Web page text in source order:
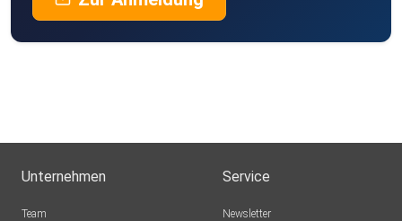
Unternehmen
Team
Service
Newsletter